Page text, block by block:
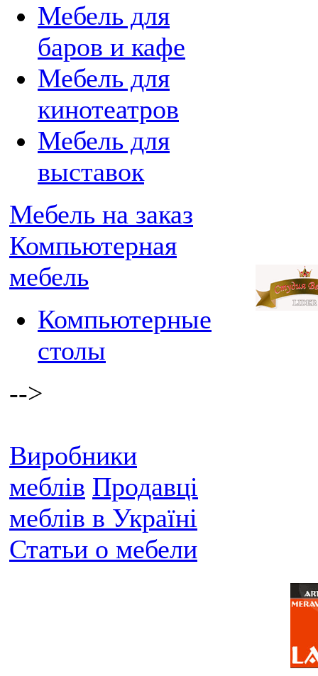
Мебель для
баров и кафе
Мебель для
кинотеатров
Мебель для
выставок
Мебель на заказ
Компьютерная
мебель
Компьютерные
столы
-->
Виробники
меблів Продавці
меблів в Україні
Статьи о мебели